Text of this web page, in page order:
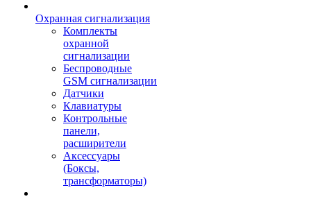
Охранная сигнализация
Комплекты
охранной
сигнализации
Беспроводные
GSM сигнализации
Датчики
Клавиатуры
Контрольные
панели,
расширители
Аксессуары
(Боксы,
трансформаторы)